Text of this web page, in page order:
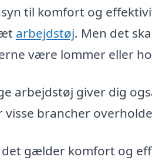
til komfort og
arbejdstøj. Men det
være lommer eller
arbejdstøj giver dig
visse brancher
gælder komfort og